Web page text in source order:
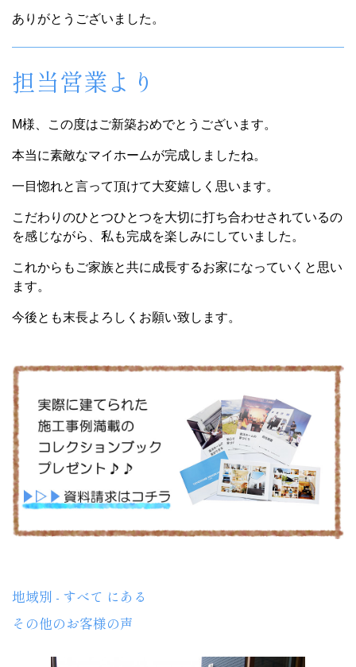
ありがとうございました。
担当営業より
M様、この度はご新築おめでとうございます。
本当に素敵なマイホームが完成しましたね。
一目惚れと言って頂けて大変嬉しく思います。
こだわりのひとつひとつを大切に打ち合わせされているの
を感じながら、私も完成を楽しみにしていました。
これからもご家族と共に成長するお家になっていくと思い
ます。
今後とも末長よろしくお願い致します。
地域別 - すべて にある
その他のお客様の声